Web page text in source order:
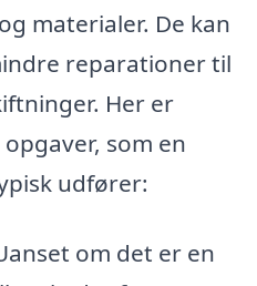
materialer. De kan
reparationer til
Her er
som en
udfører:
om det er en